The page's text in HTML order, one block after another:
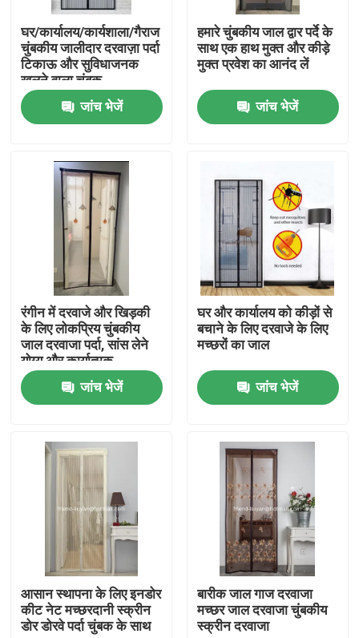
हमारे बारे में
गुणवत्ता नियंत्रण
हमसे संपर्क करें
चुंबकीय जाल दरवाजा पर्दा
विंडो फ्लाई स्क्रीन
पीई छाया नेट
घर/कार्यालय/कार्यशाला/गैराज
चुंबकीय जालीदार दरवाज़ा पर्दा
टिकाऊ और सुविधाजनक
खुलने वाला चुंबक
जांच भेजें
हमारे चुंबकीय जाल द्वार पर्दे के
साथ एक हाथ मुक्त और कीड़े
मुक्त प्रवेश का आनंद लें
जांच भेजें
रंगीन में दरवाजे और खिड़की
के लिए लोकप्रिय चुंबकीय
जाल दरवाजा पर्दा, सांस लेने
योग्य और कार्यात्मक
जांच भेजें
घर और कार्यालय को कीड़ों से
बचाने के लिए दरवाजे के लिए
मच्छरों का जाल
जांच भेजें
आसान स्थापना के लिए इनडोर
कीट नेट मच्छरदानी स्क्रीन
डोर डोरवे पर्दा चुंबक के साथ
बारीक जाल गाज दरवाजा
मच्छर जाल दरवाजा चुंबकीय
स्क्रीन दरवाजा